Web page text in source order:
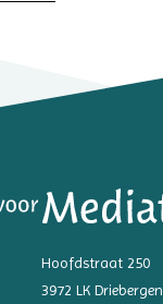
Hoofdstraat 250
3972 LK Driebergen